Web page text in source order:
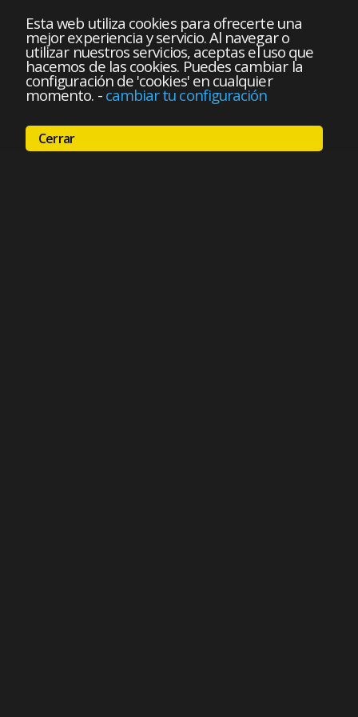
Esta web utiliza cookies para ofrecerte una
mejor experiencia y servicio. Al navegar o
utilizar nuestros servicios, aceptas el uso que
hacemos de las cookies. Puedes cambiar la
configuración de 'cookies' en cualquier
momento. - cambiar tu configuración
Cerrar